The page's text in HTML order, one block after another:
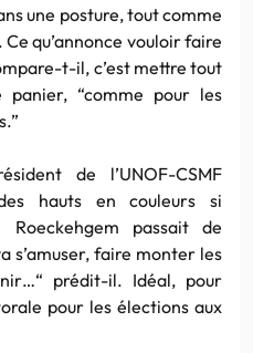
une posture, tout comme
qu’annonce vouloir faire
t-il, c’est mettre tout
“comme pour les
de l’UNOF-CSMF
hauts en couleurs si
Roeckehgem passait de
s’amuser, faire monter les
prédit-il. Idéal, pour
pour les élections aux